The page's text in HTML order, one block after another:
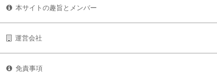
本サイトの趣旨とメンバー
運営会社
免責事項